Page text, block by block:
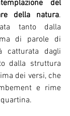
del
della natura.
tanto dalla
di parole di
catturata dagli
dalla struttura
dei versi, che
e rime